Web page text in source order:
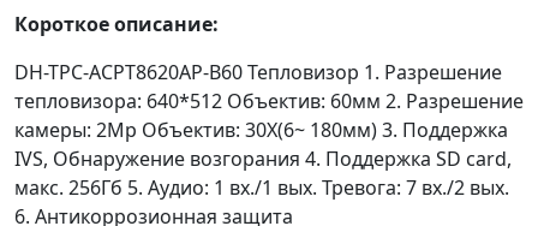
Короткое описание:
DH-TPC-ACPT8620AP-B60 Тепловизор 1. Разрешение
тепловизора: 640*512 Объектив: 60мм 2. Разрешение
камеры: 2Mp Объектив: 30X(6~ 180мм) 3. Поддержка
IVS, Обнаружение возгорания 4. Поддержка SD card,
макс. 256Гб 5. Аудио: 1 вх./1 вых. Тревога: 7 вх./2 вых.
6. Антикоррозионная защита